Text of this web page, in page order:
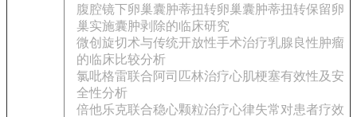
腹腔镜下卵巢囊肿蒂扭转卵巢囊肿蒂扭转保留卵
巢实施囊肿剥除的临床研究
微创旋切术与传统开放性手术治疗乳腺良性肿瘤
的临床比较分析
氯吡格雷联合阿司匹林治疗心肌梗塞有效性及安
全性分析
倍他乐克联合稳心颗粒治疗心律失常对患者疗效